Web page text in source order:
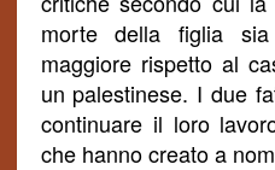
morte della figlia
maggiore rispetto al
un palestinese. I due
continuare il loro
che hanno creato a